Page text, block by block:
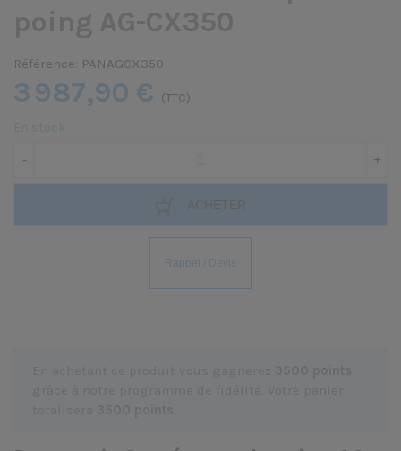
Référence: PANAGCX350
3 987,90 € (TTC)
- +
ACHETER